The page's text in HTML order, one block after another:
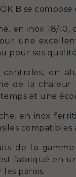
B se
en inox 18/
une
pour ses
centrales, en
de la chaleur
et une
en inox
compatibles
de la gamme
fabriqué en
les parois.